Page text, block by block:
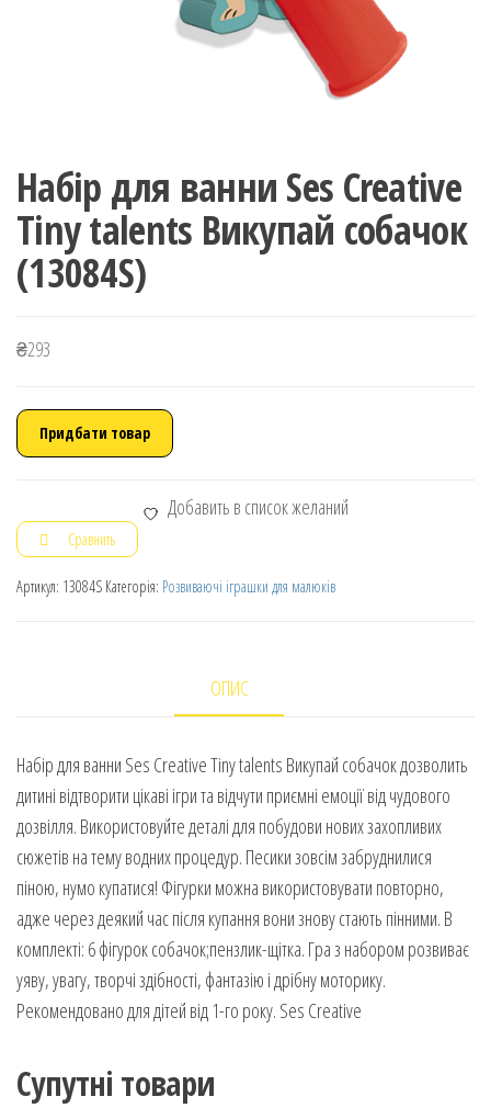
Набір для ванни Ses Creative
Tiny talents Викупай собачок
(13084S)
₴293
Придбати товар
Добавить в список желаний
Сравнить
Артикул: 13084S Категорія: Розвиваючі іграшки для малюків
ОПИС
Набір для ванни Ses Creative Tiny talents Викупай собачок дозволить
дитині відтворити цікаві ігри та відчути приємні емоції від чудового
дозвілля. Використовуйте деталі для побудови нових захопливих
сюжетів на тему водних процедур. Песики зовсім забруднилися
піною, нумо купатися! Фігурки можна використовувати повторно,
адже через деякий час після купання вони знову стають пінними. В
комплекті: 6 фігурок собачок;пензлик-щітка. Гра з набором розвиває
уяву, увагу, творчі здібності, фантазію і дрібну моторику.
Рекомендовано для дітей від 1-го року. Ses Creative
Супутні товари